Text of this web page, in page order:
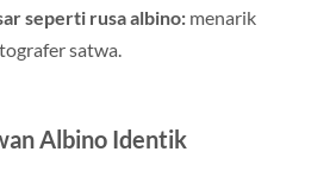
seperti rusa albino:menarik
satwa.
Albino Identik